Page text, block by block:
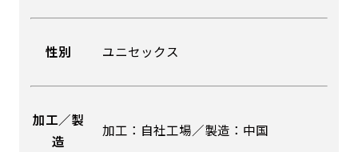
性別 ユニセックス
加工／製
造
加工：自社工場／製造：中国
布A1ポスター(60x84)
のぼりだけでなく、ポスターも作れます。
のぼり旗と同じデザインで飾れば宣伝効果UP!
布A1ポスター(84x60)
のぼりだけでなく、ポスターも作れます。
のぼり旗と同じデザインで飾れば宣伝効果UP!